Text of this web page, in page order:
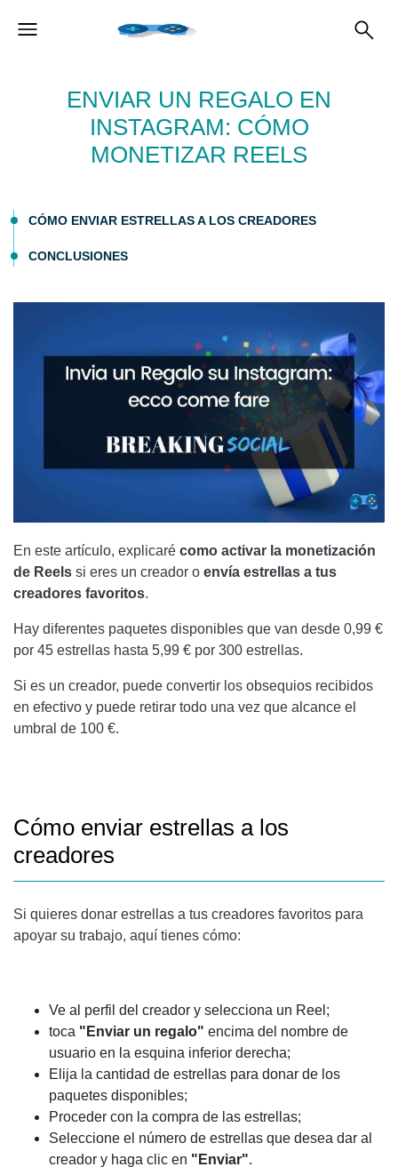
ENVIAR UN REGALO EN
INSTAGRAM: CÓMO
MONETIZAR REELS
CÓMO ENVIAR ESTRELLAS A LOS CREADORES
CONCLUSIONES
En este artículo, explicaré como activar la monetización
de Reels si eres un creador o envía estrellas a tus
creadores favoritos.
Hay diferentes paquetes disponibles que van desde 0,99 €
por 45 estrellas hasta 5,99 € por 300 estrellas.
Si es un creador, puede convertir los obsequios recibidos
en efectivo y puede retirar todo una vez que alcance el
umbral de 100 €.
Cómo enviar estrellas a los
creadores
Si quieres donar estrellas a tus creadores favoritos para
apoyar su trabajo, aquí tienes cómo:
Ve al perfil del creador y selecciona un Reel;
toca "Enviar un regalo" encima del nombre de
usuario en la esquina inferior derecha;
Elija la cantidad de estrellas para donar de los
paquetes disponibles;
Proceder con la compra de las estrellas;
Seleccione el número de estrellas que desea dar al
creador y haga clic en "Enviar".